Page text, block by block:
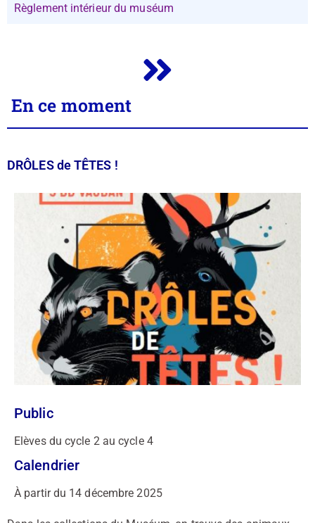
Règlement intérieur du muséum
En ce moment
DRÔLES de TÊTES !
Public
Elèves du cycle 2 au cycle 4
Calendrier
À partir du 14 décembre 2025